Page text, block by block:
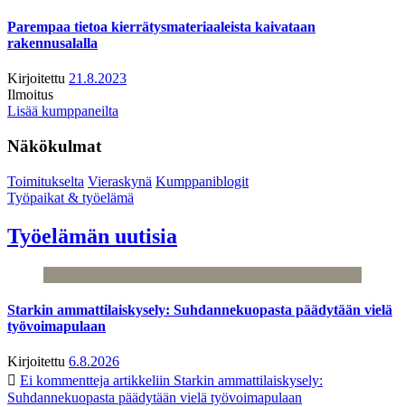
Parempaa tietoa kierrätysmateriaaleista kaivataan
rakennusalalla
Kirjoitettu 21.8.2023
Ilmoitus
Lisää kumppaneilta
Näkökulmat
Toimitukselta Vieraskynä Kumppaniblogit
Työpaikat & työelämä
Työelämän uutisia
Starkin ammattilaiskysely: Suhdannekuopasta päädytään vielä
työvoimapulaan
Kirjoitettu 6.8.2026
Ei kommentteja artikkeliin Starkin ammattilaiskysely:
Suhdannekuopasta päädytään vielä työvoimapulaan